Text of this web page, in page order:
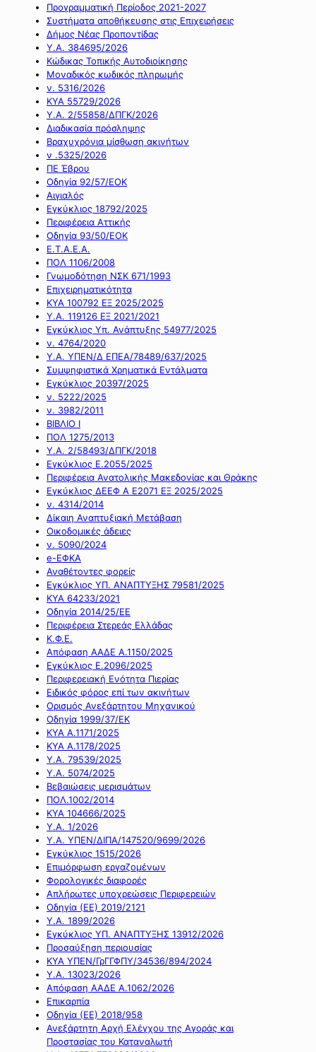
Προγραμματική Περίοδος 2021-2027
Συστήματα αποθήκευσης στις Επιχειρήσεις
Δήμος Νέας Προποντίδας
Υ.Α. 384695/2026
Κώδικας Τοπικής Αυτοδιοίκησης
Μοναδικός κωδικός πληρωμής
ν. 5316/2026
ΚΥΑ 55729/2026
Υ.Α. 2/55858/ΔΠΓΚ/2026
Διαδικασία πρόσληψης
Βραχυχρόνια μίσθωση ακινήτων
ν .5325/2026
ΠΕ Έβρου
Οδηγία 92/57/ΕΟΚ
Αιγιαλός
Εγκύκλιος 18792/2025
Περιφέρεια Αττικής
Οδηγία 93/50/ΕΟΚ
Ε.Τ.Α.Ε.Α.
ΠΟΛ 1106/2008
Γνωμοδότηση ΝΣΚ 671/1993
Επιχειρηματικότητα
ΚΥΑ 100792 ΕΞ 2025/2025
Υ.Α. 119126 ΕΞ 2021/2021
Εγκύκλιος Υπ. Ανάπτυξης 54977/2025
ν. 4764/2020
Υ.Α. ΥΠΕΝ/Δ ΕΠΕΑ/78489/637/2025
Συμψηφιστικά Χρηματικά Εντάλματα
Εγκύκλιος 20397/2025
ν. 5222/2025
ν. 3982/2011
ΒΙΒΛΙΟ Ι
ΠΟΛ 1275/2013
Υ.Α. 2/58493/ΔΠΓΚ/2018
Εγκύκλιος Ε.2055/2025
Περιφέρεια Ανατολικής Μακεδονίας και Θράκης
Εγκύκλιος ΔΕΕΦ Α Ε2071 ΕΞ 2025/2025
ν. 4314/2014
Δίκαιη Αναπτυξιακή Μετάβαση
Οικοδομικές άδειες
ν. 5090/2024
e-ΕΦΚΑ
Αναθέτοντες φορείς
Εγκύκλιος ΥΠ. ΑΝΑΠΤΥΞΗΣ 79581/2025
ΚΥΑ 64233/2021
Οδηγία 2014/25/ΕΕ
Περιφέρεια Στερεάς Ελλάδας
Κ.Φ.Ε.
Απόφαση ΑΑΔΕ Α.1150/2025
Εγκύκλιος Ε.2096/2025
Περιφερειακή Ενότητα Πιερίας
Ειδικός φόρος επί των ακινήτων
Ορισμός Ανεξάρτητου Μηχανικού
Οδηγία 1999/37/ΕΚ
ΚΥΑ Α.1171/2025
ΚΥΑ Α.1178/2025
Υ.Α. 79539/2025
Υ.Α. 5074/2025
Βεβαιώσεις μερισμάτων
ΠΟΛ.1002/2014
ΚΥΑ 104666/2025
Υ.Α. 1/2026
Υ.Α. ΥΠΕΝ/ΔΙΠΑ/147520/9699/2026
Εγκύκλιος 1515/2026
Επιμόρφωση εργαζομένων
Φορολογικές διαφορές
Απλήρωτες υποχρεώσεις Περιφερειών
Οδηγία (ΕΕ) 2019/2121
Υ.Α. 1899/2026
Εγκύκλιος ΥΠ. ΑΝΑΠΤΥΞΗΣ 13912/2026
Προσαύξηση περιουσίας
ΚΥΑ ΥΠΕΝ/ΓρΓΓΦΠΥ/34536/894/2024
Υ.Α. 13023/2026
Απόφαση ΑΑΔΕ Α.1062/2026
Επικαρπία
Οδηγία (ΕΕ) 2018/958
Ανεξάρτητη Αρχή Ελέγχου της Αγοράς και
Προστασίας του Καταναλωτή